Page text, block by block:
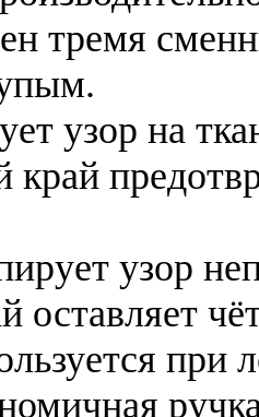
тремя
узор на
край
узор
оставляет
при